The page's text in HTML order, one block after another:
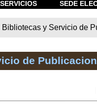
SERVICIOS SEDE
Bibliotecas y Servicio de
de